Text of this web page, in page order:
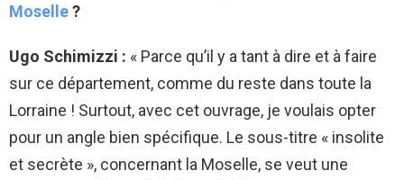
Moselle?
Ugo Schimizzi : « Parce qu’il y a tant à dire et à faire
sur ce département, comme du reste dans toute la
Lorraine ! Surtout, avec cet ouvrage, je voulais opter
pour un angle bien spécifique. Le sous-titre « insolite
et secrète », concernant la Moselle, se veut une